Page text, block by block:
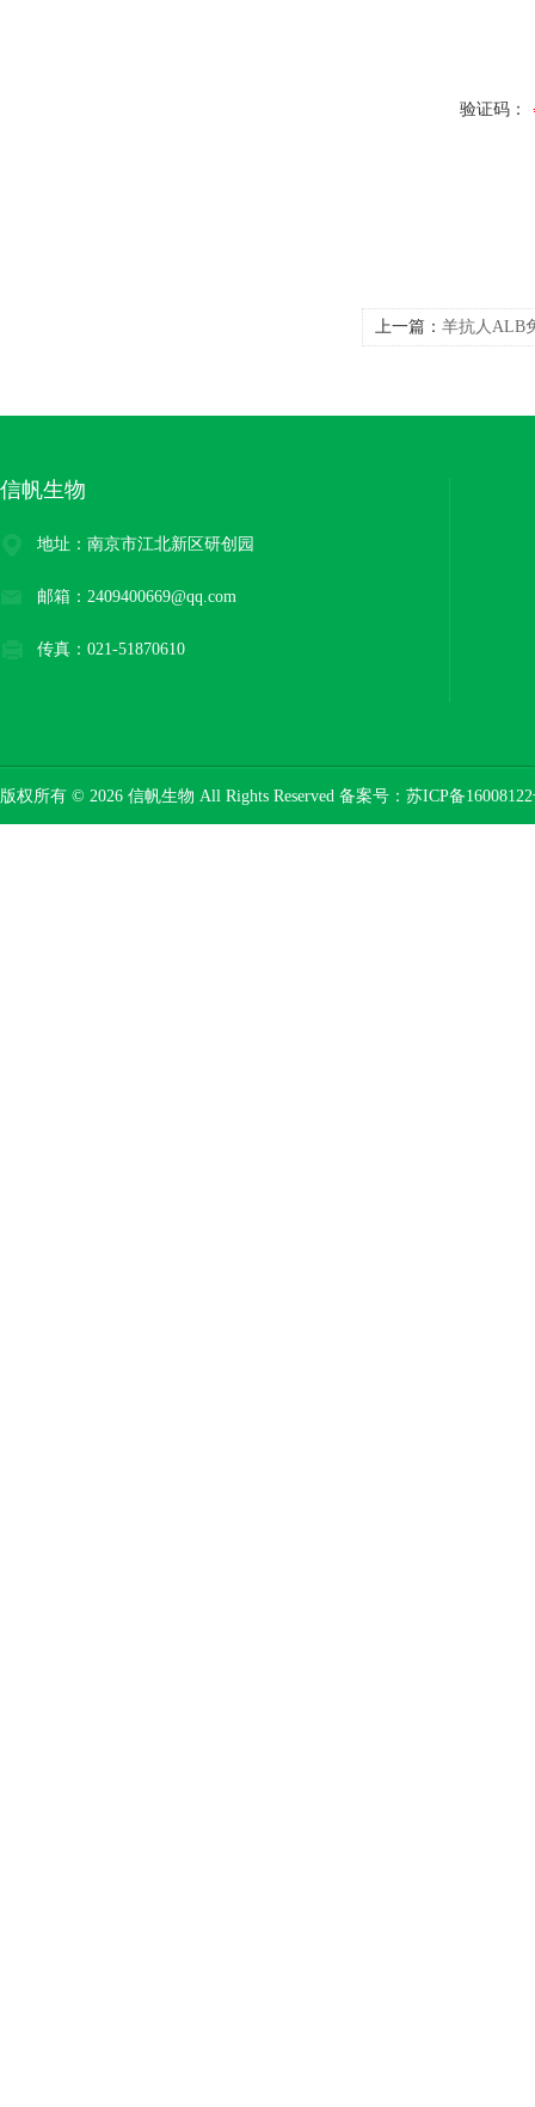
验证码：
上一篇： 羊抗人ALB
信帆生物
地址：南京市江北新区研创园
邮箱：2409400669@qq.com
传真：021-51870610
版权所有 © 2026 信帆生物 All Rights Reserved 备案号： 苏ICP备